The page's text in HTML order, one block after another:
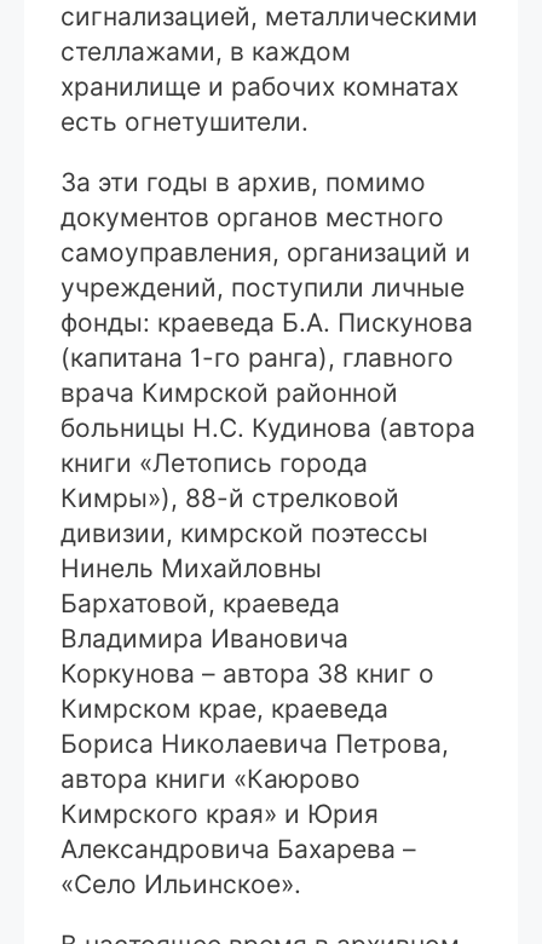
сигнализацией, металлическими
стеллажами, в каждом
хранилище и рабочих комнатах
есть огнетушители.
За эти годы в архив, помимо
документов органов местного
самоуправления, организаций и
учреждений, поступили личные
фонды: краеведа Б.А. Пискунова
(капитана 1-го ранга), главного
врача Кимрской районной
больницы Н.С. Кудинова (автора
книги «Летопись города
Кимры»), 88-й стрелковой
дивизии, кимрской поэтессы
Нинель Михайловны
Бархатовой, краеведа
Владимира Ивановича
Коркунова – автора 38 книг о
Кимрском крае, краеведа
Бориса Николаевича Петрова,
автора книги «Каюрово
Кимрского края» и Юрия
Александровича Бахарева –
«Село Ильинское».